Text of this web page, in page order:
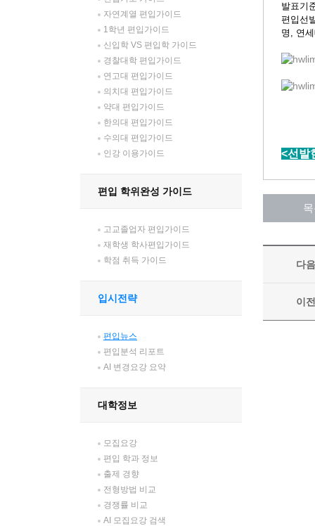
자연계열 편입가이드
1학년 편입가이드
신입학 VS 편입학 가이드
경찰대학 편입가이드
연고대 편입가이드
의치대 편입가이드
약대 편입가이드
한의대 편입가이드
수의대 편입가이드
인강 이용가이드
편입 학위완성 가이드
고교졸업자 편입가이드
재학생 학사편입가이드
학점 취득 가이드
입시전략
편입뉴스
편입분석 리포트
AI 변경요강 요약
대학정보
모집요강
편입 학과 정보
출제 경향
전형방법 비교
경쟁률 비교
AI 모집요강 검색
발표기
편입선
명, 연
<선발
다
이